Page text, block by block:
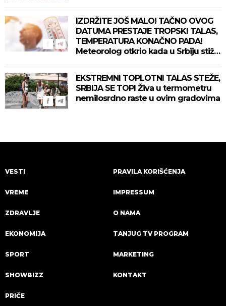
IZDRŽITE JOŠ MALO! TAČNO OVOG
DATUMA PRESTAJE TROPSKI TALAS,
TEMPERATURA KONAČNO PADA!
Meteorolog otkrio kada u Srbiju stiže
EKSTREMNI TOPLOTNI TALAS STEŽE,
SRBIJA SE TOPI Živa u termometru
nemilosrdno raste u ovim gradovima
VESTI
VREME
ZDRAVLJE
EKONOMIJA
SPORT
SHOWBIZZ
PRIČE
PRAVILA KORIŠĆENJA
IMPRESSUM
O NAMA
TANJUG TV PROGRAM
MARKETING
KONTAKT